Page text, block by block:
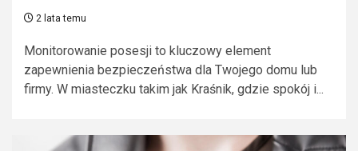
2 lata temu
Monitorowanie posesji to kluczowy element
zapewnienia bezpieczeństwa dla Twojego domu lub
firmy. W miasteczku takim jak Kraśnik, gdzie spokój i...